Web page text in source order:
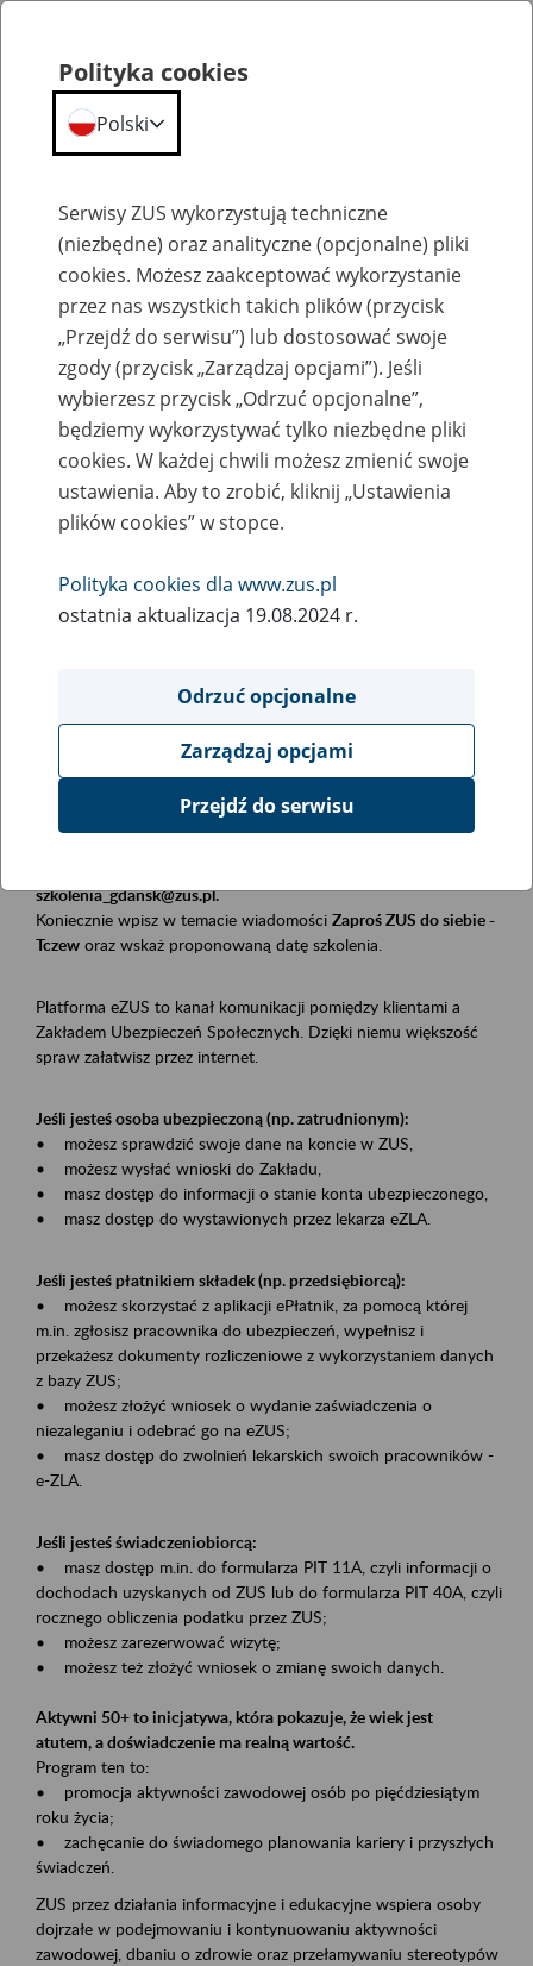
Szkolenia
Zaproś ZUS do siebie: eZUS, wizyty
rezerwowane, e-wizyty, Aktywni 50+
Rodzaj wydarzenia
Szkolenia
Obszar merytoryczny
Płatnicy, ubezpieczeni, świadczeniobiorcy
Opis wydarzenia
Szkolenie stacjonarne w siedzibie firmy, instytucji, urzędu.
szkolenia_gdansk@zus.pl.
Koniecznie wpisz w temacie wiadomości Zaproś ZUS do siebie -
Tczew oraz wskaż proponowaną datę szkolenia.
Platforma eZUS to kanał komunikacji pomiędzy klientami a
Zakładem Ubezpieczeń Społecznych. Dzięki niemu większość
spraw załatwisz przez internet.
Jeśli jesteś osoba ubezpieczoną (np. zatrudnionym):
• możesz sprawdzić swoje dane na koncie w ZUS,
• możesz wysłać wnioski do Zakładu,
• masz dostęp do informacji o stanie konta ubezpieczonego,
• masz dostęp do wystawionych przez lekarza eZLA.
Jeśli jesteś płatnikiem składek (np. przedsiębiorcą):
• możesz skorzystać z aplikacji ePłatnik, za pomocą której
m.in. zgłosisz pracownika do ubezpieczeń, wypełnisz i
przekażesz dokumenty rozliczeniowe z wykorzystaniem danych
z bazy ZUS;
• możesz złożyć wniosek o wydanie zaświadczenia o
niezaleganiu i odebrać go na eZUS;
• masz dostęp do zwolnień lekarskich swoich pracowników -
e-ZLA.
Jeśli jesteś świadczeniobiorcą:
• masz dostęp m.in. do formularza PIT 11A, czyli informacji o
dochodach uzyskanych od ZUS lub do formularza PIT 40A, czyli
rocznego obliczenia podatku przez ZUS;
• możesz zarezerwować wizytę;
• możesz też złożyć wniosek o zmianę swoich danych.
Aktywni 50+ to inicjatywa, która pokazuje, że wiek jest
atutem, a doświadczenie ma realną wartość.
Program ten to:
• promocja aktywności zawodowej osób po pięćdziesiątym
roku życia;
• zachęcanie do świadomego planowania kariery i przyszłych
świadczeń.
ZUS przez działania informacyjne i edukacyjne wspiera osoby
dojrzałe w podejmowaniu i kontynuowaniu aktywności
zawodowej, dbaniu o zdrowie oraz przełamywaniu stereotypów
Polityka cookies
Polski
Serwisy ZUS wykorzystują techniczne
(niezbędne) oraz analityczne (opcjonalne) pliki
cookies. Możesz zaakceptować wykorzystanie
przez nas wszystkich takich plików (przycisk
„Przejdź do serwisu”) lub dostosować swoje
zgody (przycisk „Zarządzaj opcjami”). Jeśli
wybierzesz przycisk „Odrzuć opcjonalne”,
będziemy wykorzystywać tylko niezbędne pliki
cookies. W każdej chwili możesz zmienić swoje
ustawienia. Aby to zrobić, kliknij „Ustawienia
plików cookies” w stopce.
Polityka cookies dla www.zus.pl
ostatnia aktualizacja 19.08.2024 r.
Odrzuć opcjonalne
Zarządzaj opcjami
Przejdź do serwisu